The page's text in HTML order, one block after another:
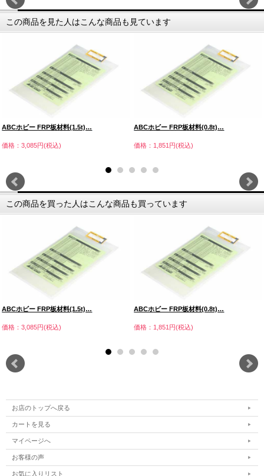
この商品を見た人はこんな商品も見ています
ABCホビー FRP板材料(1.5t)…
価格：3,085円(税込)
ABCホビー FRP板材料(0.8t)…
価格：1,851円(税込)
この商品を買った人はこんな商品も買っています
ABCホビー FRP板材料(1.5t)…
価格：3,085円(税込)
ABCホビー FRP板材料(0.8t)…
価格：1,851円(税込)
お店のトップへ戻る
カートを見る
マイページへ
お客様の声
お気に入りリスト